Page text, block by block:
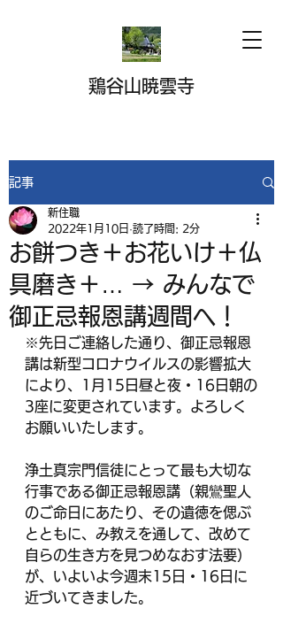
鶏谷山暁雲寺
記事
お餅つき＋お花いけ＋仏
具磨き＋… → みんなで
御正忌報恩講週間へ！
新住職
2022年1月10日 読了時間: 2分
※先日ご連絡した通り、御正忌報恩
講は新型コロナウイルスの影響拡大
により、1月15日昼と夜・16日朝の
3座に変更されています。よろしく
お願いいたします。
浄土真宗門信徒にとって最も大切な
行事である御正忌報恩講（親鸞聖人
のご命日にあたり、その遺徳を偲ぶ
とともに、み教えを通して、改めて
自らの生き方を見つめなおす法要）
が、いよいよ今週末15日・16日に
近づいてきました。